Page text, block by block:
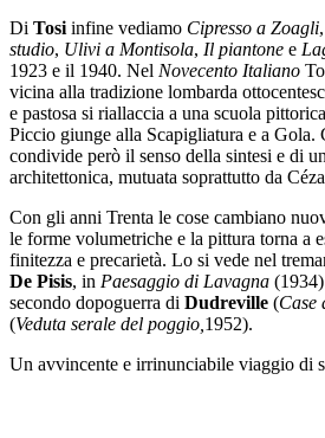
Di Tosi infine vediamo Cipresso a Zoagli,
studio, Ulivi a Montisola, Il piantone e
1923 e il 1940. Nel Novecento Italiano
vicina alla tradizione lombarda
e pastosa si riallaccia a una scuola
Piccio giunge alla Scapigliatura e a Gola.
condivide però il senso della sintesi e di
architettonica, mutuata soprattutto da
Con gli anni Trenta le cose cambiano
le forme volumetriche e la pittura torna a
finitezza e precarietà. Lo si vede nel
De Pisis, in Paesaggio di Lavagna
secondo dopoguerra di Dudreville (Case
(Veduta serale del poggio, 1952).
Un avvincente e irrinunciabile viaggio di